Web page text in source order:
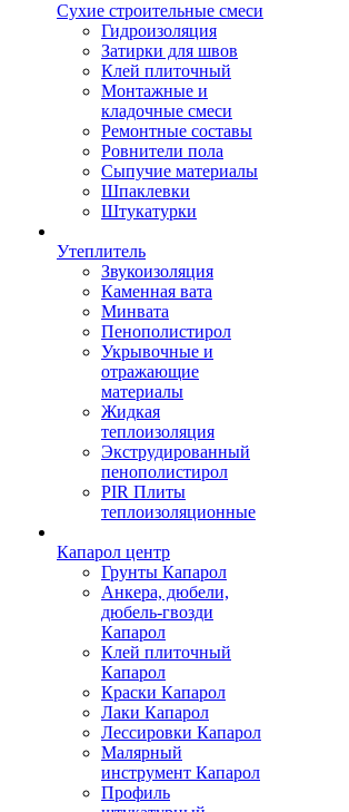
Сухие строительные смеси
Гидроизоляция
Затирки для швов
Клей плиточный
Монтажные и
кладочные смеси
Ремонтные составы
Ровнители пола
Сыпучие материалы
Шпаклевки
Штукатурки
Утеплитель
Звукоизоляция
Каменная вата
Минвата
Пенополистирол
Укрывочные и
отражающие
материалы
Жидкая
теплоизоляция
Экструдированный
пенополистирол
PIR Плиты
теплоизоляционные
Капарол центр
Грунты Капарол
Анкера, дюбели,
дюбель-гвозди
Капарол
Клей плиточный
Капарол
Краски Капарол
Лаки Капарол
Лессировки Капарол
Малярный
инструмент Капарол
Профиль